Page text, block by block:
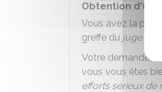
Obtention
Vous avez la
greffe du juge de
Votre demande
vous vous êtes
efforts sérieux de